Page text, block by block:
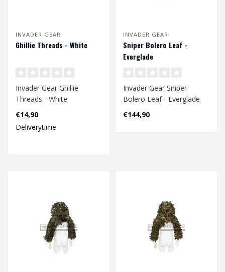
INVADER GEAR
Ghillie Threads - White
Invader Gear Ghillie
Threads - White
€14,90
Deliverytime
INVADER GEAR
Sniper Bolero Leaf -
Everglade
Invader Gear Sniper
Bolero Leaf - Everglade
€144,90